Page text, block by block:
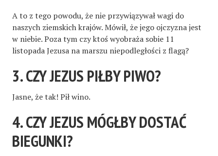
A to z tego powodu, że nie przywiązywał wagi do
naszych ziemskich krajów. Mówił, że jego ojczyzna jest
w niebie. Poza tym czy ktoś wyobraża sobie 11
listopada Jezusa na marszu niepodległości z flagą?
3. CZY JEZUS PIŁBY PIWO?
Jasne, że tak! Pił wino.
4. CZY JEZUS MÓGŁBY DOSTAĆ
BIEGUNKI?